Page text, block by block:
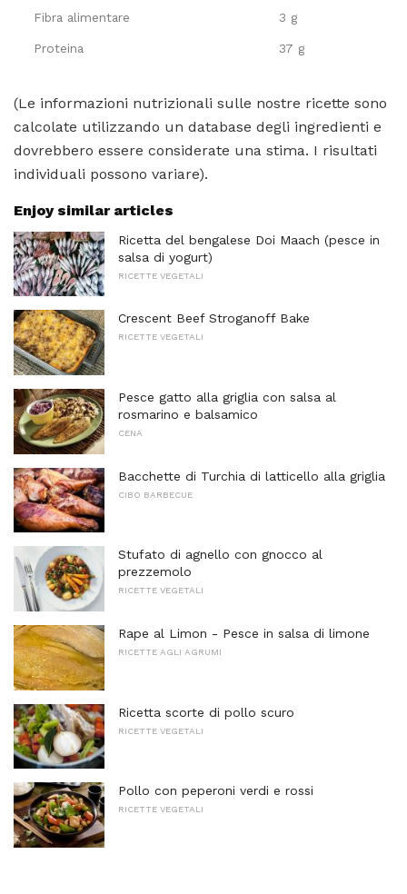
Fibra alimentare 3 g
Proteina 37 g
(Le informazioni nutrizionali sulle nostre ricette sono
calcolate utilizzando un database degli ingredienti e
dovrebbero essere considerate una stima. I risultati
individuali possono variare).
Enjoy similar articles
Ricetta del bengalese Doi Maach (pesce in
salsa di yogurt)
RICETTE VEGETALI
Crescent Beef Stroganoff Bake
RICETTE VEGETALI
Pesce gatto alla griglia con salsa al
rosmarino e balsamico
CENA
Bacchette di Turchia di latticello alla griglia
CIBO BARBECUE
Stufato di agnello con gnocco al
prezzemolo
RICETTE VEGETALI
Rape al Limon - Pesce in salsa di limone
RICETTE AGLI AGRUMI
Ricetta scorte di pollo scuro
RICETTE VEGETALI
Pollo con peperoni verdi e rossi
RICETTE VEGETALI